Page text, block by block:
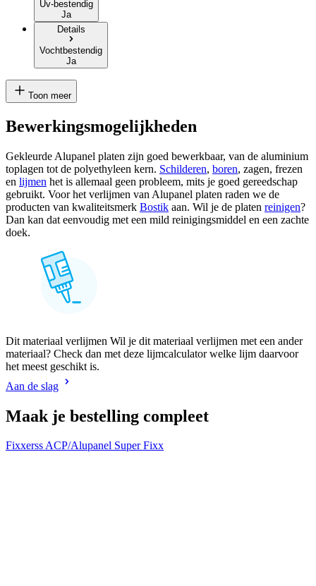
Uv-bestendig
Ja
Details
Vochtbestendig
Ja
Toon meer
Bewerkingsmogelijkheden
Gekleurde Alupanel platen zijn goed bewerkbaar, van de aluminium
toplagen tot de polyethyleen kern. Schilderen, boren, zagen, frezen
en lijmen het is allemaal geen probleem, mits je goed gereedschap
gebruikt. Voor het verlijmen van Alupanel platen raden we de
producten van kwaliteitsmerk Bostik aan. Wil je de platen reinigen?
Dan kan dat eenvoudig met een mild reinigingsmiddel en een zachte
doek.
Dit materiaal verlijmen Wil je dit materiaal verlijmen met een ander
materiaal? Check dan met deze lijmcalculator welke lijm daarvoor
het meest geschikt is.
Aan de slag
Maak je bestelling compleet
Fixxerss ACP/Alupanel Super Fixx